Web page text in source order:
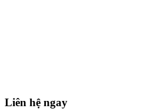
Liên hệ ngay